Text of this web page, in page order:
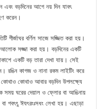
এবং বড়দিনের আগে নয় দিন যাবৎ
করেন।
গীর্জাঘর বর্ণিল সাজে সজ্জিত করা হয়।
আলোক সজ্জা করা হয়। বড়দিনের একটি
একটি বড় তারা দেখা যায়। সেই
রঙিন কাগজ ও নানা রকম লাইটিং করে
কোথাও আবার বড়দিন উপলক্ষ্যে
সময় ঘরের দেয়াল ও ফ্লোর বা আঙিনায়
গবৎৎু ঈযৎরংঃসধং লেখা হয়। এছাড়া